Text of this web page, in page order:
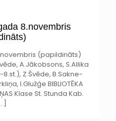
8.novembris
(papildināts)
A.Jākobsons, S.Allika
Z.Švēde, B.Sakne-
I.Glužģe BIBLIOTĒKA
Klase St. Stunda Kab.